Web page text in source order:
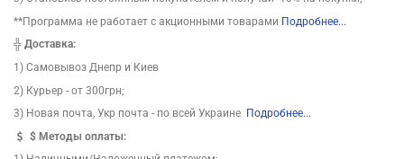
**Программа не работает с акционными товарами Подробнее...
╬ Доставка:
1) Самовывоз Днепр и Киев
2) Курьер - от 300грн;
3) Новая почта, Укр почта - по всей Украине Подробнее...
$Методы оплаты: